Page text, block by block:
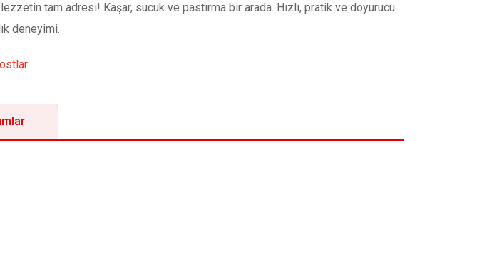
lezzetin tam adresi! Kaşar, sucuk ve pastırma bir arada. Hızlı, pratik ve doyurucu
deneyimi.